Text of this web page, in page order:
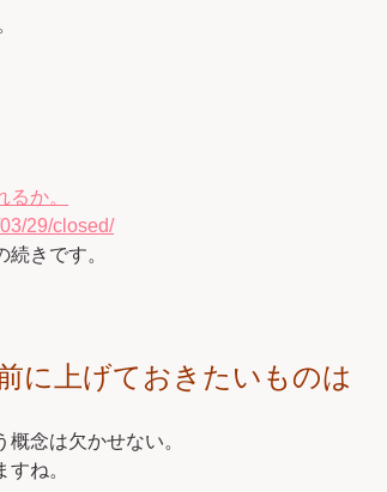
るか。
29/closed/
きです。
に上げておきたいものは
念は欠かせない。
ね。